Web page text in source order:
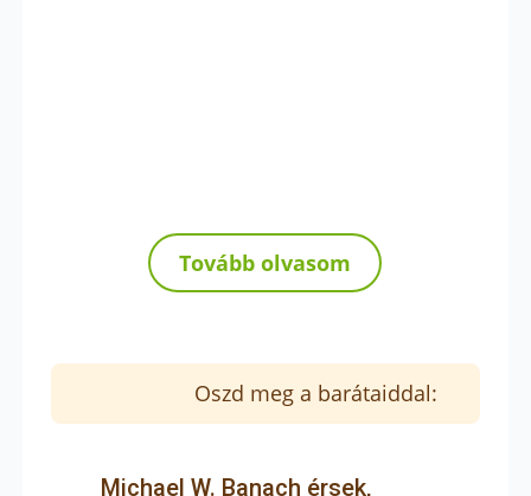
Tovább olvasom
Oszd meg a barátaiddal:
Michael W. Banach érsek,